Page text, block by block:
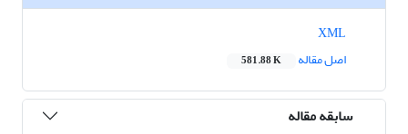
اصل مقاله
581.88 K
سابقه مقاله